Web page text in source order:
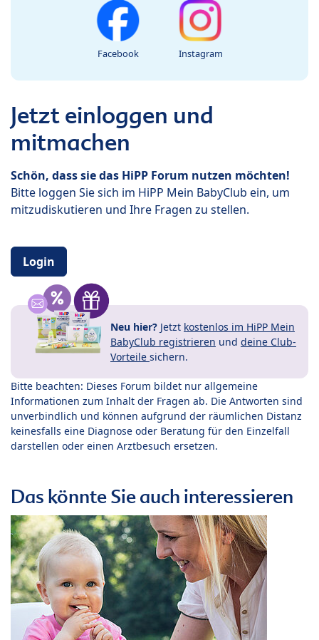
Facebook Instagram
Jetzt einloggen und
mitmachen
Schön, dass sie das HiPP Forum nutzen möchten!
Bitte loggen Sie sich im HiPP Mein BabyClub ein, um
mitzudiskutieren und Ihre Fragen zu stellen.
Login
Neu hier? Jetzt kostenlos im HiPP Mein
BabyClub registrieren und deine Club-
Vorteile sichern.
Bitte beachten: Dieses Forum bildet nur allgemeine
Informationen zum Inhalt der Fragen ab. Die Antworten sind
unverbindlich und können aufgrund der räumlichen Distanz
keinesfalls eine Diagnose oder Beratung für den Einzelfall
darstellen oder einen Arztbesuch ersetzen.
Das könnte Sie auch interessieren